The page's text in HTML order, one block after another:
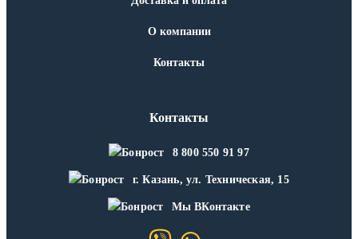
О компании
Контакты
Контакты
8 800 550 91 97
г. Казань, ул. Техническая, 15
Мы ВКонтакте